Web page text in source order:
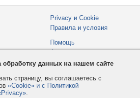
Privacy и Cookie
Правила и условия
Помощь
Форумы
VMESTE.EU- Все права защищены.
обработку данных на нашем сайте
страницу, вы соглашаетесь с
«Cookie» и с Политикой
.